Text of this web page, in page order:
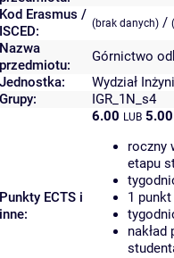
Kod Erasmus /
ISCED:
(brak danych) /
Nazwa
przedmiotu:
Górnictwo
Jednostka:
Wydział
Grupy:
IGR_1N_s4
Punkty ECTS i
inne:
6.00 LUB 5.00
roczny
etapu
1